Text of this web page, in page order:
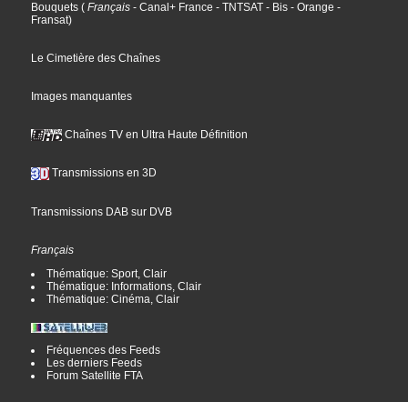
Bouquets ( Français - Canal+ France - TNTSAT - Bis - Orange -
Fransat)
Le Cimetière des Chaînes
Images manquantes
Chaînes TV en Ultra Haute Définition
Transmissions en 3D
Transmissions DAB sur DVB
Français
Thématique: Sport, Clair
Thématique: Informations, Clair
Thématique: Cinéma, Clair
Fréquences des Feeds
Les derniers Feeds
Forum Satellite FTA